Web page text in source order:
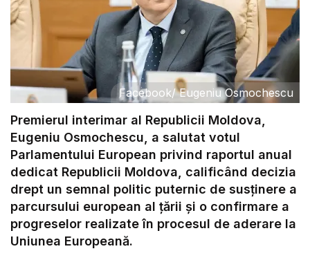
Facebook/Eugeniu Osmochescu
Premierul interimar al Republicii Moldova,
Eugeniu Osmochescu, a salutat votul
Parlamentului European privind raportul anual
dedicat Republicii Moldova, calificând decizia
drept un semnal politic puternic de susținere a
parcursului european al țării și o confirmare a
progreselor realizate în procesul de aderare la
Uniunea Europeană.